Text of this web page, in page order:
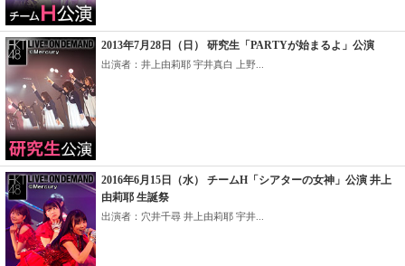
2013年7月28日（日） 研究生「PARTYが始まるよ」公演
出演者：井上由莉耶 宇井真白 上野...
2016年6月15日（水） チームH「シアターの女神」公演 井上
由莉耶 生誕祭
出演者：穴井千尋 井上由莉耶 宇井...